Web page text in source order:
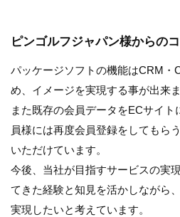
ピンゴルフジャパン様からの
パッケージソフトの機能はCRM・
め、イメージを実現する事が出来ま
また既存の会員データをECサイ
員様には再度会員登録をしてもら
いただけています。
今後、当社が目指すサービスの実
てきた経験と知見を活かしながら
実現したいと考えています。